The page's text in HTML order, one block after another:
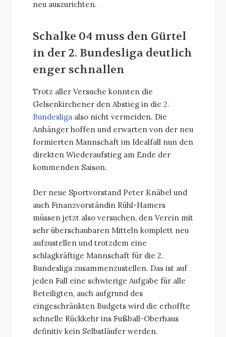
neu auszurichten.
Schalke 04 muss den Gürtel
in der 2. Bundesliga deutlich
enger schnallen
Trotz aller Versuche konnten die
Gelsenkirchener den Abstieg in die 2.
Bundesliga also nicht vermeiden. Die
Anhänger hoffen und erwarten von der neu
formierten Mannschaft im Idealfall nun den
direkten Wiederaufstieg am Ende der
kommenden Saison.
Der neue Sportvorstand Peter Knäbel und
auch Finanzvorständin Rühl-Hamers
müssen jetzt also versuchen, den Verein mit
sehr überschaubaren Mitteln komplett neu
aufzustellen und trotzdem eine
schlagkräftige Mannschaft für die 2.
Bundesliga zusammenzustellen. Das ist auf
jeden Fall eine schwierige Aufgabe für alle
Beteiligten, auch aufgrund des
eingeschränkten Budgets wird die erhoffte
schnelle Rückkehr ins Fußball-Oberhaus
definitiv kein Selbstläufer werden.